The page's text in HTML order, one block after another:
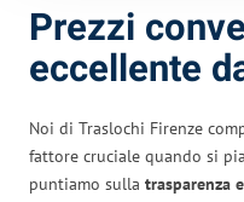
Prezzi
eccellente
Noi di Traslochi Firenze
fattore cruciale quando si
puntiamo sulla trasparenza